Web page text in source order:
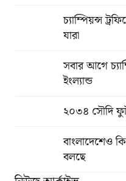
চ্যাম্পিয়ন্স
যারা
সবার আগে
ইংল্যান্ড
২০৩৪ সৌদি
বাংলাদেশেও কি
বলছে